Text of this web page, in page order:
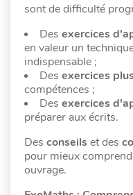
sont de difficulté
Des exercices
en valeur un
indispensable ;
Des exercices
compétences ;
Des exercices
préparer aux écrits.
Des conseils et des
pour mieux
ouvrage.